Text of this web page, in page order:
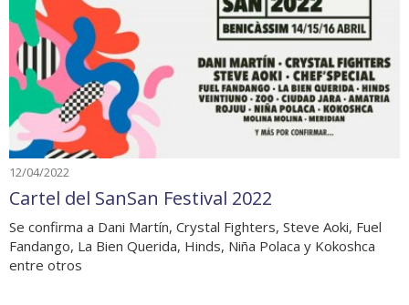
12/04/2022
Cartel del SanSan Festival 2022
Se confirma a Dani Martín, Crystal Fighters, Steve Aoki, Fuel
Fandango, La Bien Querida, Hinds, Niña Polaca y Kokoshca
entre otros